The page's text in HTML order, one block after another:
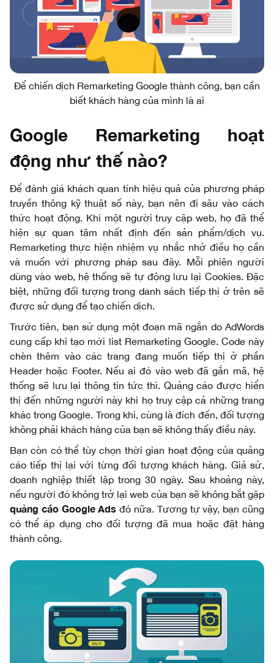
Để chiến dịch Remarketing Google thành công, bạn cần
biết khách hàng của mình là ai
Google Remarketing hoạt
động như thế nào?
Để đánh giá khách quan tính hiệu quả của phương pháp
truyền thông kỹ thuật số này, bạn nên đi sâu vào cách
thức hoạt động. Khi một người truy cập web, họ đã thể
hiện sự quan tâm nhất định đến sản phẩm/dịch vụ.
Remarketing thực hiện nhiệm vụ nhắc nhở điều họ cần
và muốn với phương pháp sau đây. Mỗi phiên người
dùng vào web, hệ thống sẽ tự động lưu lại Cookies. Đặc
biệt, những đối tượng trong danh sách tiếp thị ở trên sẽ
được sử dụng để tạo chiến dịch.
Trước tiên, bạn sử dụng một đoạn mã ngắn do AdWords
cung cấp khi tạo mới list Remarketing Google. Code này
chèn thêm vào các trang đang muốn tiếp thị ở phần
Header hoặc Footer. Nếu ai đó vào web đã gắn mã, hệ
thống sẽ lưu lại thông tin tức thì. Quảng cáo được hiển
thị đến những người này khi họ truy cập cả những trang
khác trong Google. Trong khi, cùng là đích đến, đối tượng
không phải khách hàng của bạn sẽ không thấy điều này.
Bạn còn có thể tùy chọn thời gian hoạt động của quảng
cáo tiếp thị lại với từng đối tượng khách hàng. Giả sử,
doanh nghiệp thiết lập trong 30 ngày. Sau khoảng này,
nếu người đó không trở lại web của bạn sẽ không bắt gặp
quảng cáo Google Ads đó nữa. Tương tự vậy, bạn cũng
có thể áp dụng cho đối tượng đã mua hoặc đặt hàng
thành công.